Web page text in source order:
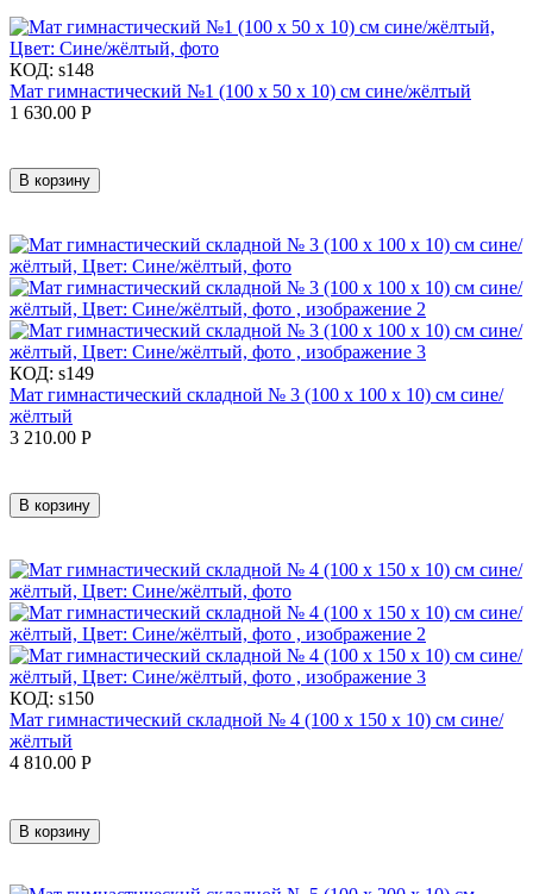
КОД: s148
Мат гимнастический №1 (100 х 50 х 10) см сине/жёлтый
1 630.00 Р
В корзину
КОД: s149
Мат гимнастический складной № 3 (100 х 100 х 10) см сине/
жёлтый
3 210.00 Р
В корзину
КОД: s150
Мат гимнастический складной № 4 (100 х 150 х 10) см сине/
жёлтый
4 810.00 Р
В корзину